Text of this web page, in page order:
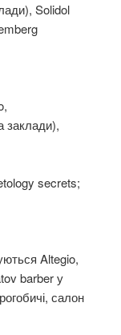
Solidol
заклади),
secrets;
Altegio,
barber у
салон